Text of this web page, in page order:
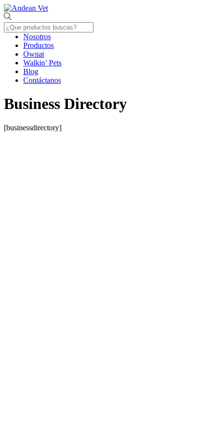
Skip
to
content
Menu
Nosotros
Productos
Ownat
Walkin’ Pets
Blog
Contáctanos
Menu
Business Directory
[businessdirectory]